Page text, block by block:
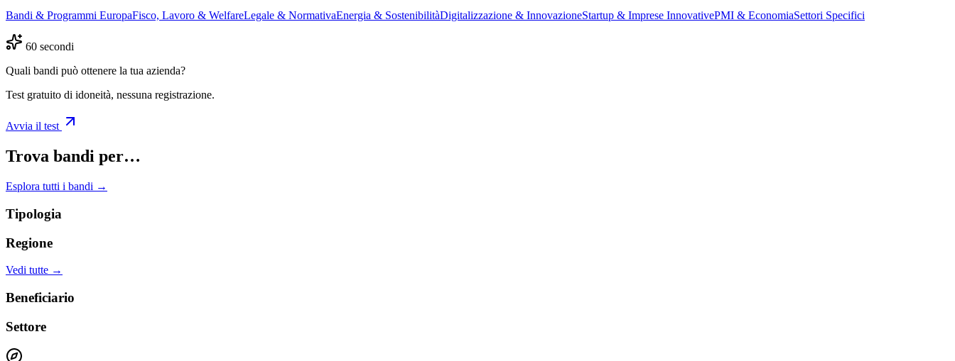
Bandi & Programmi EuropaFisco, Lavoro & WelfareLegale & NormativaEnergia & SostenibilitàDigitalizzazione & InnovazioneStartup & Imprese InnovativePMI & EconomiaSettori Specifici
60 secondi
Quali bandi può ottenere la tua azienda?
Test gratuito di idoneità, nessuna registrazione.
Avvia il test
Trova bandi per…
Esplora tutti i bandi →
Tipologia
Regione
Vedi tutte →
Beneficiario
Settore